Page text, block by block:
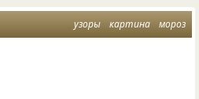
узоры картина мороз